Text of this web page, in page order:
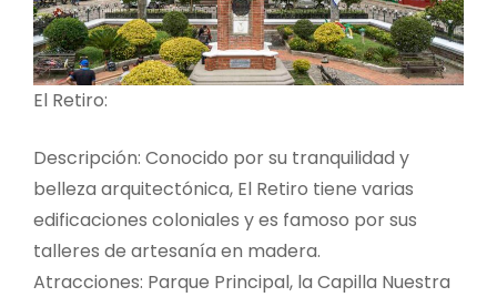
El Retiro:
Descripción: Conocido por su tranquilidad y
belleza arquitectónica, El Retiro tiene varias
edificaciones coloniales y es famoso por sus
talleres de artesanía en madera.
Atracciones: Parque Principal, la Capilla Nuestra